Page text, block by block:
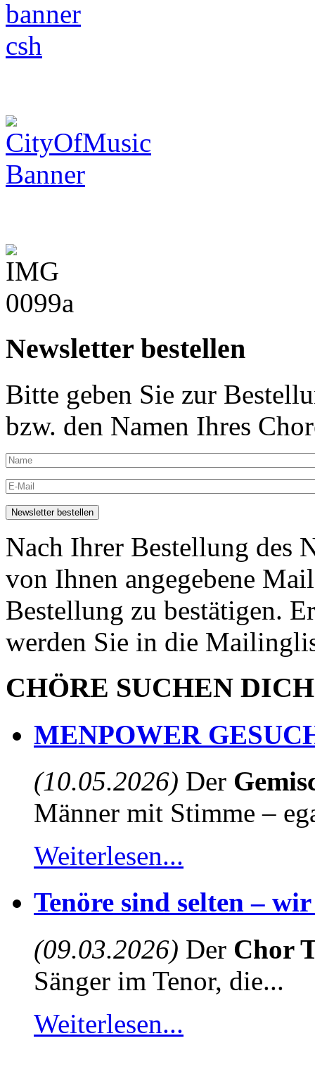
Newsletter bestellen
Bitte geben Sie zur
bzw. den Namen Ihres
Nach Ihrer Bestellung des
von Ihnen angegebene
Bestellung zu bestätigen.
werden Sie in die
CHÖRE SUCHEN DICH
MENPOWER
(10.05.2026) Der
Männer mit Stimme –
Weiterlesen...
Tenöre sind selten –
(09.03.2026) Der Chor
Sänger im Tenor, die...
Weiterlesen...